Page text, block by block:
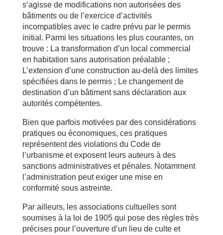
s’agisse de modifications non autorisées des
bâtiments ou de l’exercice d’activités
incompatibles avec le cadre prévu par le permis
initial. Parmi les situations les plus courantes, on
trouve : La transformation d’un local commercial
en habitation sans autorisation préalable ;
L’extension d’une construction au-delà des limites
spécifiées dans le permis ; Le changement de
destination d’un bâtiment sans déclaration aux
autorités compétentes.
Bien que parfois motivées par des considérations
pratiques ou économiques, ces pratiques
représentent des violations du Code de
l’urbanisme et exposent leurs auteurs à des
sanctions administratives et pénales. Notamment
l’administration peut exiger une mise en
conformité sous astreinte.
Par ailleurs, les associations cultuelles sont
soumises à la loi de 1905 qui pose des règles très
précises pour l’ouverture d’un lieu de culte et